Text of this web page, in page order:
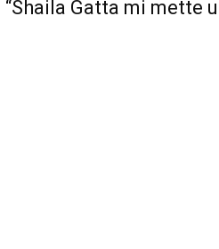
Gatta mi mette